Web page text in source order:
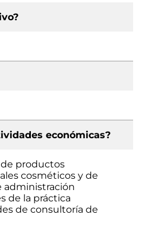
económicas?
productos
cosméticos y de
administración
de la práctica
de consultoría de